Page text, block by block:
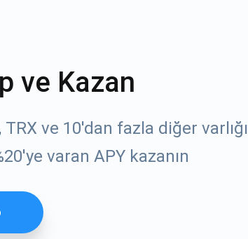
ve Kazan
TRX ve 10'dan fazla diğer varlığı
varan APY kazanın
göz
siz olun
OL